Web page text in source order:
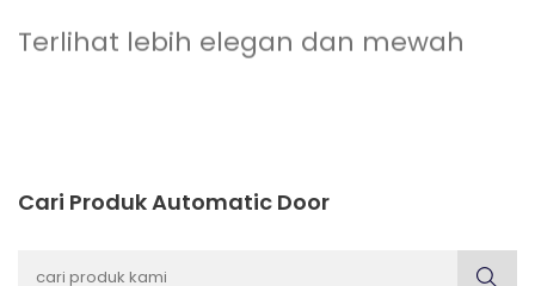
Terlihat lebih elegan dan mewah
Cari Produk Automatic Door